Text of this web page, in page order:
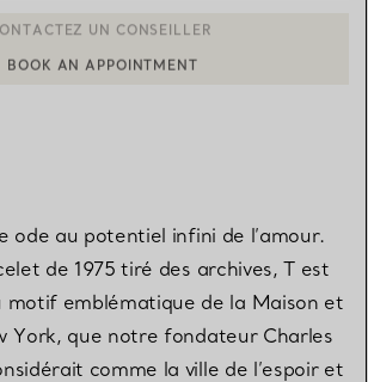
CONSEILLER CLIENT OU PRENDRE RENDEZ-
ode au potentiel infini de l’amour.
de 1975 tiré des archives, T est
motif emblématique de la Maison et
York, que notre fondateur Charles
comme la ville de l’espoir et